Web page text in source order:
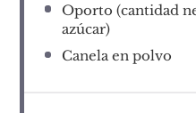
Oporto (cantidad
azúcar)
Canela en polvo